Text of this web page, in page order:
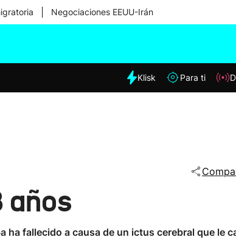
Negociaciones EEUU-Irán
Klisk Para ti
años
ha fallecido a causa de un ictus cerebral que le